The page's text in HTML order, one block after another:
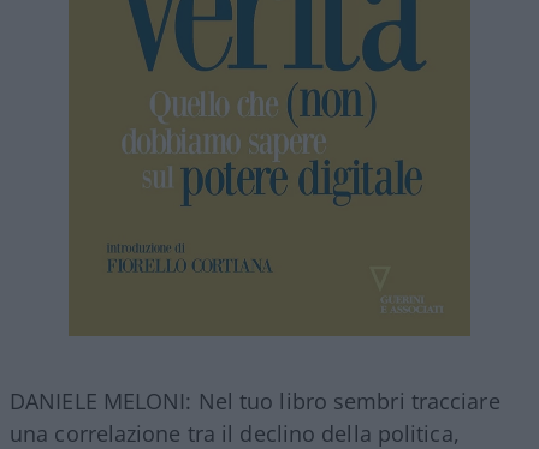
DANIELE MELONI: Nel tuo libro sembri tracciare
una correlazione tra il declino della politica,